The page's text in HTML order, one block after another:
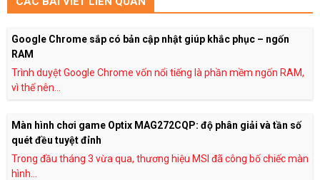
Google Chrome sắp có bản cập nhật giúp khắc phục – ngốn
RAM
Trình duyệt Google Chrome vốn nổi tiếng là phần mềm ngốn RAM,
vì thế nên...
Màn hình chơi game Optix MAG272CQP: độ phân giải và tần số
quét đều tuyệt đỉnh
Trong đầu tháng 3 vừa qua, thương hiệu MSI đã công bố chiếc màn
hình...